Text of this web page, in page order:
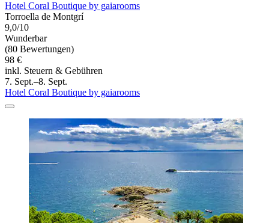
Hotel Coral Boutique by gaiarooms
Torroella de Montgrí
9,0/10
Wunderbar
(80 Bewertungen)
98 €
inkl. Steuern & Gebühren
7. Sept.–8. Sept.
Hotel Coral Boutique by gaiarooms